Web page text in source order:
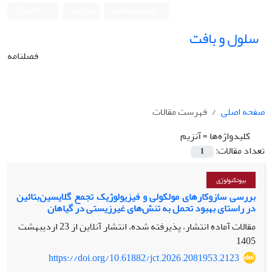
سلول و بافت
فصلنامه
صفحه اصلی
فهرست مقالات
کلیدواژه‌ها =آنزیم
تعداد مقالات:
1
بیوتکنولوژی
بررسی سازوکارهای مولکولی و فیزیولوژیک تجمع گلایسین‌بتائین
در راستای بهبود تحمل به تنش‌های غیرزیستی در گیاهان
مقالات آماده انتشار، پذیرفته شده، انتشار آنلاین از
23 اردیبهشت
1405
https://doi.org/10.61882/jct.2026.2081953.2123